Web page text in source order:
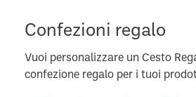
Confezioni regalo
Vuoi personalizzare un Cesto
confezione regalo per i tuoi